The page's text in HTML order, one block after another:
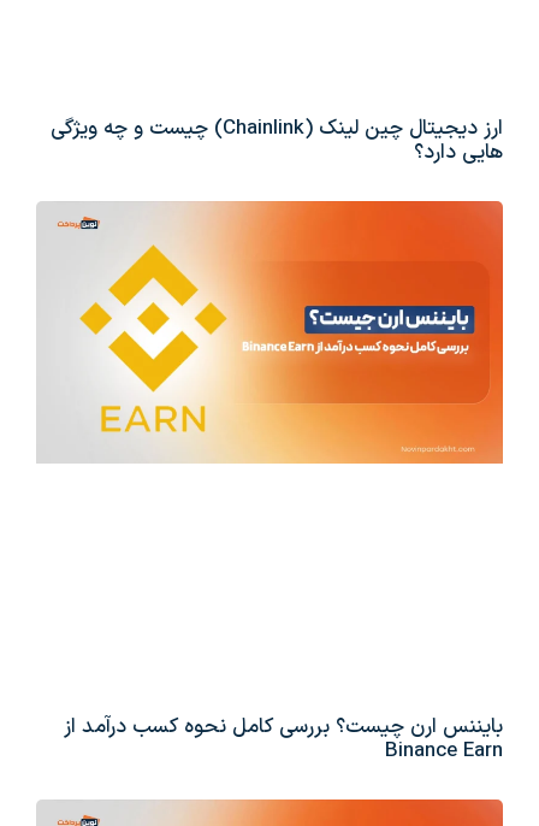
ارز دیجیتال چین لینک (Chainlink) چیست و چه ویژگی
هایی دارد؟
بایننس ارن چیست؟ بررسی کامل نحوه کسب درآمد از
Binance Earn